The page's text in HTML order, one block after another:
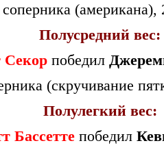
соперника (американа),
Полусредний вес:
Секор победил
(скручивание
Полулегкий вес:
Бассетте победил